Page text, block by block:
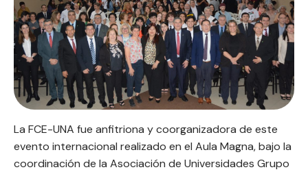
La FCE-UNA fue anfitriona y coorganizadora de este
evento internacional realizado en el Aula Magna, bajo la
coordinación de la Asociación de Universidades Grupo